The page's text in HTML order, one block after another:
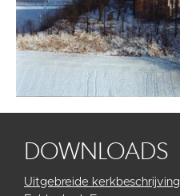
DOWNLOADS
Uitgebreide kerkbeschrijving